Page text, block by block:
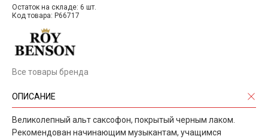
Остаток на складе: 6 шт.
Код товара: P66717
Все товары бренда
ОПИСАНИЕ
Великолепный альт саксофон, покрытый черным лаком.
Рекомендован начинающим музыкантам, учащимся